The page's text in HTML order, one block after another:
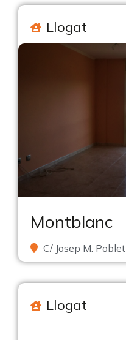
Llogat
Montblanc
C/ Josep M. Poblet
Llogat